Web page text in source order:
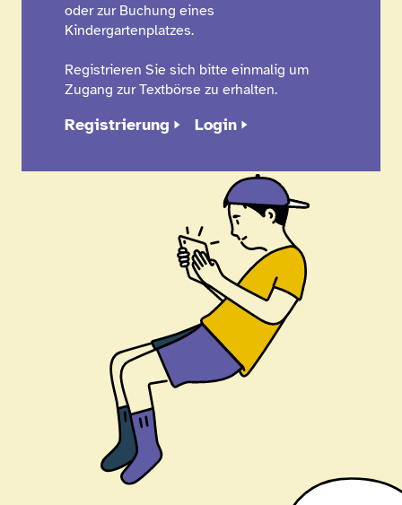
oder zur Buchung eines
Kindergartenplatzes.
Registrieren Sie sich bitte einmalig um
Zugang zur Textbörse zu erhalten.
Registrierung Login